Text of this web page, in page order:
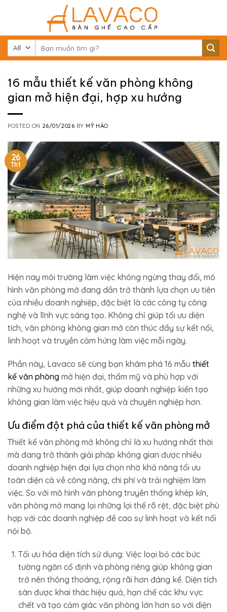
kiếm:
16 mẫu thiết kế văn phòng không
gian mở hiện đại, hợp xu hướng
POSTED ON 26/01/2026 BY MỸ HẢO
26
Th1
Hiện nay môi trường làm việc không ngừng thay đổi, mô
hình văn phòng mở đang dần trở thành lựa chọn ưu tiên
của nhiều doanh nghiệp, đặc biệt là các công ty công
nghệ và lĩnh vực sáng tạo. Không chỉ giúp tối ưu diện
tích, văn phòng không gian mở còn thúc đẩy sự kết nối,
linh hoạt và truyền cảm hứng làm việc mỗi ngày.
Phần này, Lavaco sẽ cùng bạn khám phá 16 mẫu thiết
kế văn phòng mở hiện đại, thẩm mỹ và phù hợp với
những xu hướng mới nhất, giúp doanh nghiệp kiến tạo
không gian làm việc hiệu quả và chuyên nghiệp hơn.
Ưu điểm đột phá của thiết kế văn phòng mở
Thiết kế văn phòng mở không chỉ là xu hướng nhất thời
mà đang trở thành giải pháp không gian được nhiều
doanh nghiệp hiện đại lựa chọn nhờ khả năng tối ưu
toàn diện cả về công năng, chi phí và trải nghiệm làm
việc. So với mô hình văn phòng truyền thống khép kín,
văn phòng mở mang lại những lợi thế rõ rệt, đặc biệt phù
hợp với các doanh nghiệp đề cao sự linh hoạt và kết nối
nội bộ.
Tối ưu hóa diện tích sử dụng: Việc loại bỏ các bức
tường ngăn cố định và phòng riêng giúp không gian
trở nên thông thoáng, rộng rãi hơn đáng kể. Diện tích
sàn được khai thác hiệu quả, hạn chế các khu vực
chết và tạo cảm giác văn phòng lớn hơn so với diện